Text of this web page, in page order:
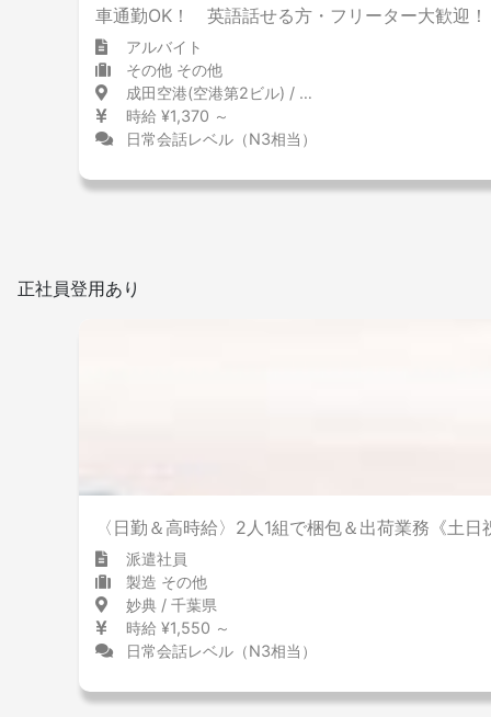
車通勤OK！ 英語話せる方・フリーター大歓迎
アルバイト
その他 その他
成田空港(空港第2ビル) / 千葉県
時給 ¥1,370 ～
日常会話レベル（N3相当）
正社員登用あり
〈日勤＆高時給〉2人1組で梱包＆出荷業務《土日
派遣社員
製造 その他
妙典 / 千葉県
時給 ¥1,550 ～
日常会話レベル（N3相当）